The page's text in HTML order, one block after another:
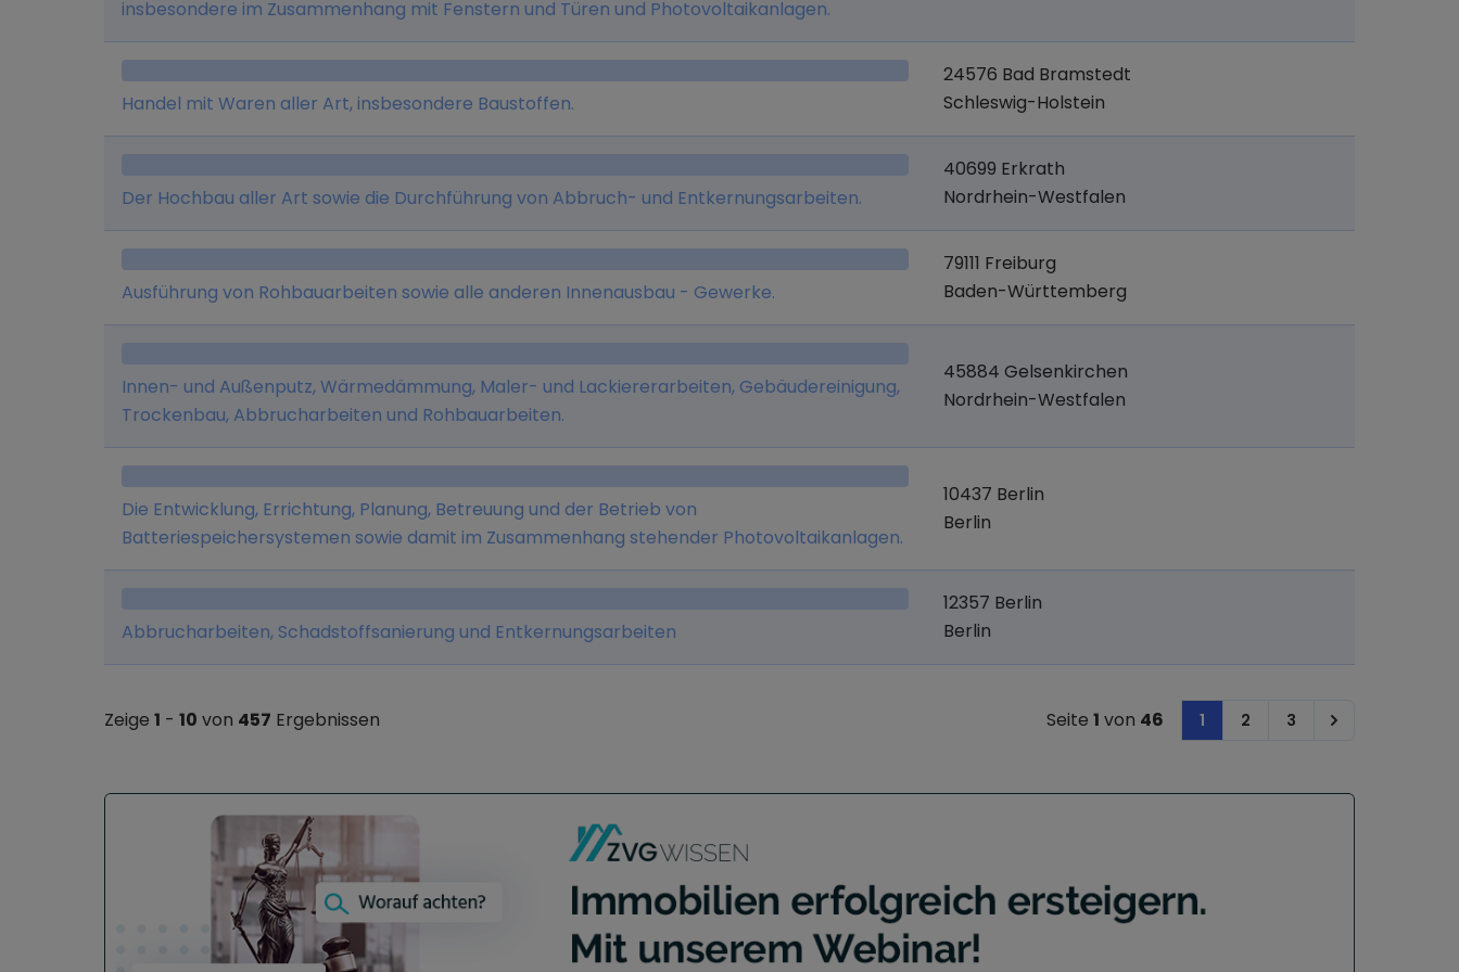
insbesondere im Zusammenhang mit Fenstern und Türen und Photovoltaikanlagen.
Handel mit Waren aller Art, insbesondere Baustoffen.
24576 Bad Bramstedt
Schleswig-Holstein
Der Hochbau aller Art sowie die Durchführung von Abbruch- und Entkernungsarbeiten.
40699 Erkrath
Nordrhein-Westfalen
Ausführung von Rohbauarbeiten sowie alle anderen Innenausbau - Gewerke.
79111 Freiburg
Baden-Württemberg
Innen- und Außenputz, Wärmedämmung, Maler- und Lackiererarbeiten, Gebäudereinigung,
Trockenbau, Abbrucharbeiten und Rohbauarbeiten.
45884 Gelsenkirchen
Nordrhein-Westfalen
Die Entwicklung, Errichtung, Planung, Betreuung und der Betrieb von
Batteriespeichersystemen sowie damit im Zusammenhang stehender Photovoltaikanlagen.
10437 Berlin
Berlin
Abbrucharbeiten, Schadstoffsanierung und Entkernungsarbeiten
12357 Berlin
Berlin
Zeige 1 - 10 von 457 Ergebnissen Seite 1 von 46 1 2 3 Next